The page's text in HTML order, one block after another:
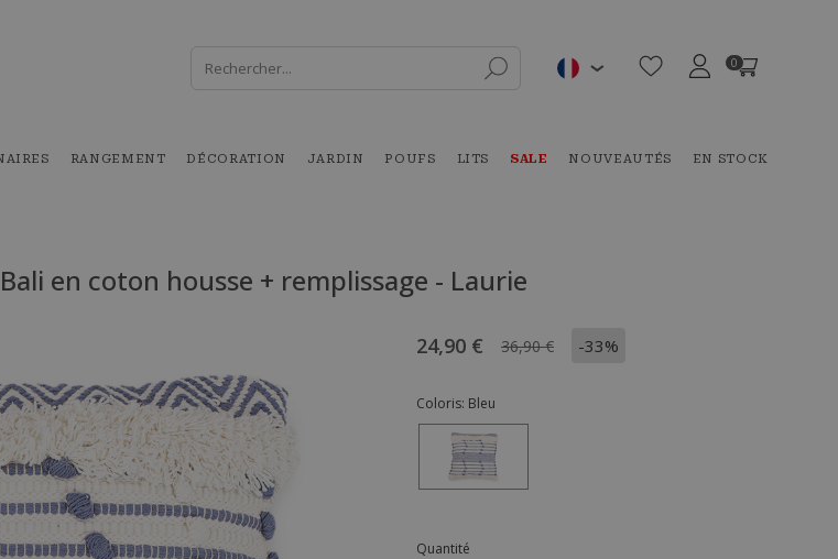
0
RANGEMENT DÉCORATION JARDIN POUFS LITS SALE NOUVEAUTÉS EN STOCK
en coton housse + remplissage - Laurie
24,90 € 36,90 € -33%
Coloris: Bleu
Quantité